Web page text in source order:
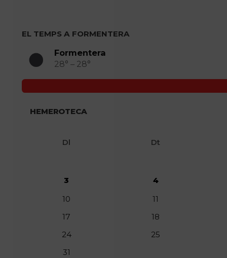
EL TEMPS A FORMENTERA
Formentera
28° – 28°
HEMEROTECA
Dl Dt
3
4
10
11
17
18
24
25
31